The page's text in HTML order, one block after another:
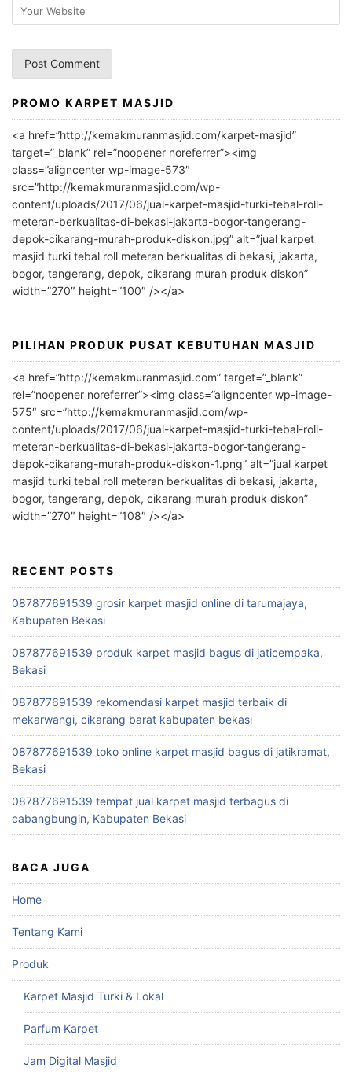
A
l
r
n
a
t
i
v
PROMO KARPET MASJID
<a href=”http://kemakmuranmasjid.com/karpet-masjid”
target=”_blank” rel=”noopener noreferrer”><img
class=”aligncenter wp-image-573″
src=”http://kemakmuranmasjid.com/wp-
content/uploads/2017/06/jual-karpet-masjid-turki-tebal-roll-
meteran-berkualitas-di-bekasi-jakarta-bogor-tangerang-
depok-cikarang-murah-produk-diskon.jpg” alt=”jual karpet
masjid turki tebal roll meteran berkualitas di bekasi, jakarta,
bogor, tangerang, depok, cikarang murah produk diskon”
width=”270″ height=”100″ /></a>
PILIHAN PRODUK PUSAT KEBUTUHAN MASJID
<a href=”http://kemakmuranmasjid.com” target=”_blank”
rel=”noopener noreferrer”><img class=”aligncenter wp-image-
575″ src=”http://kemakmuranmasjid.com/wp-
content/uploads/2017/06/jual-karpet-masjid-turki-tebal-roll-
meteran-berkualitas-di-bekasi-jakarta-bogor-tangerang-
depok-cikarang-murah-produk-diskon-1.png” alt=”jual karpet
masjid turki tebal roll meteran berkualitas di bekasi, jakarta,
bogor, tangerang, depok, cikarang murah produk diskon”
width=”270″ height=”108″ /></a>
RECENT POSTS
087877691539 grosir karpet masjid online di tarumajaya,
Kabupaten Bekasi
087877691539 produk karpet masjid bagus di jaticempaka,
Bekasi
087877691539 rekomendasi karpet masjid terbaik di
mekarwangi, cikarang barat kabupaten bekasi
087877691539 toko online karpet masjid bagus di jatikramat,
Bekasi
087877691539 tempat jual karpet masjid terbagus di
cabangbungin, Kabupaten Bekasi
BACA JUGA
Home
Tentang Kami
Produk
Karpet Masjid Turki & Lokal
Parfum Karpet
Jam Digital Masjid